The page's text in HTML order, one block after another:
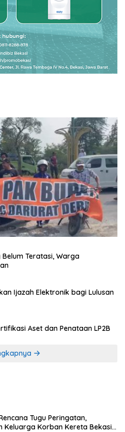
Teratasi, Warga
Ijazah Elektronik bagi Lulusan
Aset dan Penataan LP2B
Tugu Peringatan,
Keluarga Korban Kereta Bekasi